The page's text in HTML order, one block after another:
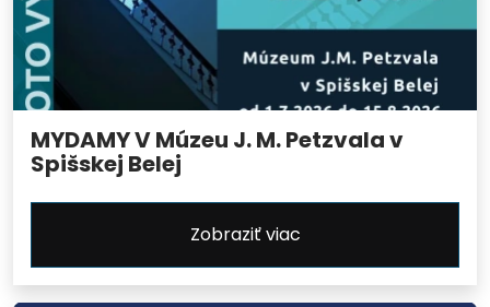
MYDAMY V Múzeu J. M. Petzvala v
Spišskej Belej
Zobraziť viac